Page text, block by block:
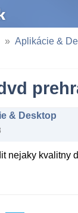
Aplikácie &
& Desktop
nejaky kvalitny